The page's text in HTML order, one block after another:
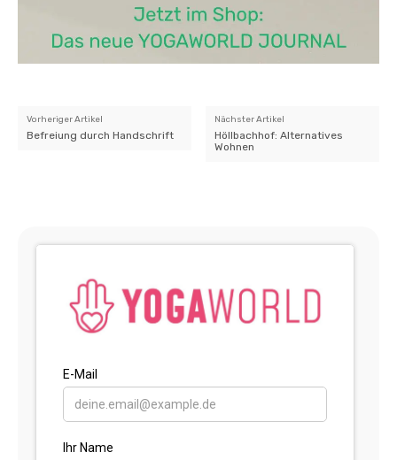
Vorheriger Artikel
Befreiung durch Handschrift
Nächster Artikel
Höllbachhof: Alternatives
Wohnen